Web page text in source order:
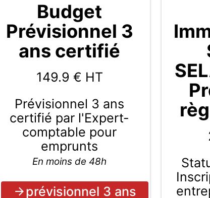
Budget
Prévisionnel 3
ans certifié
149.9 € HT
Prévisionnel 3 ans
certifié par l'Expert-
comptable pour
emprunts
En moins de 48h
prévisionnel 3 ans